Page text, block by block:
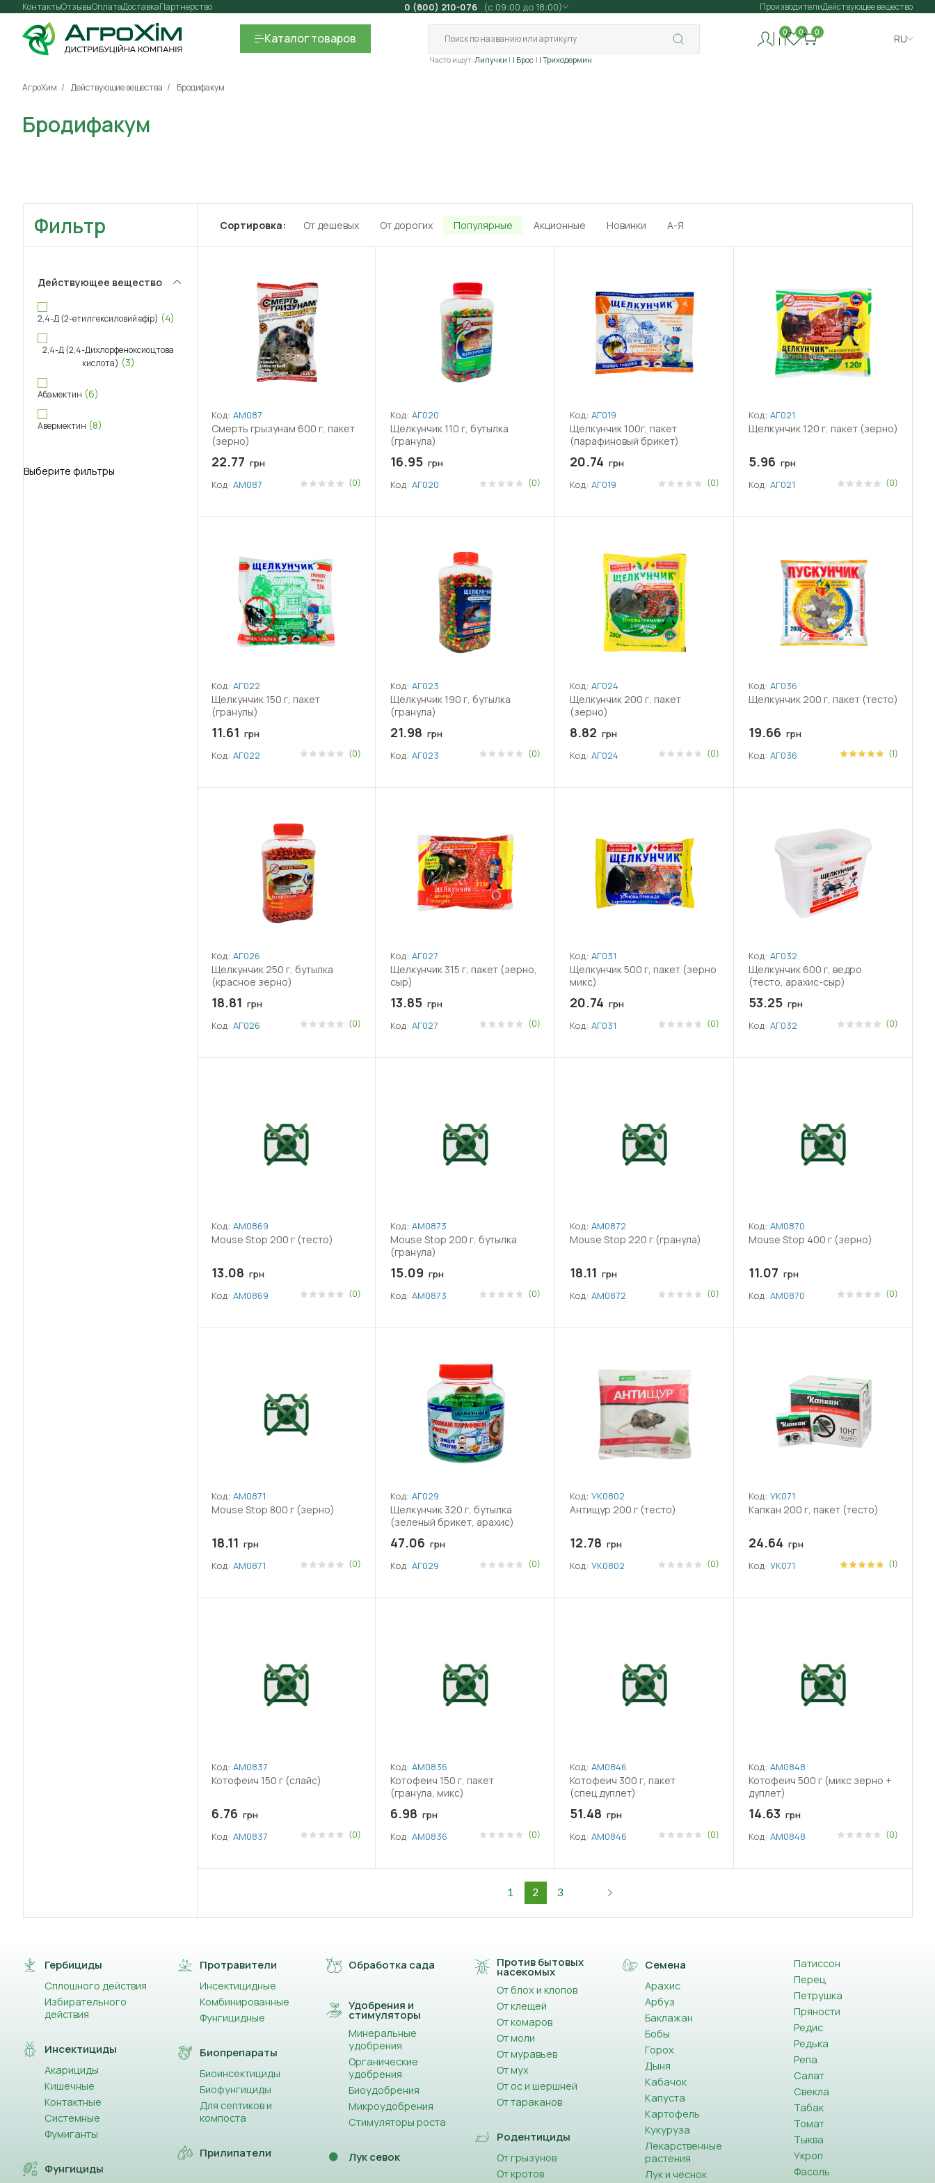
Контакты Оплата
Отзывы ДоставкаПартнерство 0 (800) 210-076 (с 09:00 до 18:00) ПроизводителиДействующее вещество
Каталогтоваров
Часто ищут: Липучки | Брос | Триходермин
0 0 0
RU
АгроХим Действующие вещества Бродифакум
Бродифакум
Фильтр
Действующее вещество
2,4-Д (2-етилгексиловий ефір) (4)
2,4-Д (2,4-Дихлорфеноксиоцтова
кислота) (3)
Абамектин (6)
Авермектин (8)
Каптан(3)
Карбамід(1)
Карбід(1)
Клопіралід (5)
Кобальт (Co) (1)
Крезоксим-метил
Выберите фильтры
Сортировка: От дешевых От дорогих Популярные Акционные Новинки А-Я
Код: АМ087
Смерть грызунам 600 г, пакет
(зерно)
22.77 грн
Код: АМ087 (0)
Код: АГ020
Щелкунчик 110 г, бутылка
(гранула)
16.95 грн
Код: АГ020 (0)
Код: АГ019
Щелкунчик 100г, пакет
(парафиновый брикет)
20.74 грн
Код: АГ019 (0)
Код: АГ021
Щелкунчик 120 г, пакет (зерно)
5.96 грн
Код: АГ021 (0)
Код: АГ022
Щелкунчик 150 г, пакет
(гранулы)
11.61 грн
Код: АГ022 (0)
Код: АГ023
Щелкунчик 190 г, бутылка
(гранула)
21.98 грн
Код: АГ023 (0)
Код: АГ024
Щелкунчик 200 г, пакет
(зерно)
8.82 грн
Код: АГ024 (0)
Код: АГ036
Щелкунчик 200 г, пакет (тесто)
19.66 грн
Код: АГ036 (1)
Код: АГ026
Щелкунчик 250 г, бутылка
(красное зерно)
18.81 грн
Код: АГ026 (0)
Код: АГ027
Щелкунчик 315 г, пакет (зерно,
сыр)
13.85 грн
Код: АГ027 (0)
Код: АГ031
Щелкунчик 500 г, пакет (зерно
микс)
20.74 грн
Код: АГ031 (0)
Код: АГ032
Щелкунчик 600 г, ведро
(тесто, арахис-сыр)
53.25 грн
Код: АГ032 (0)
Код: АМ0869
Mouse Stop 200 г (тесто)
13.08 грн
Код: АМ0869 (0)
Код: АМ0873
Mouse Stop 200 г, бутылка
(гранула)
15.09 грн
Код: АМ0873 (0)
Код: АМ0872
Mouse Stop 220 г (гранула)
18.11 грн
Код: АМ0872 (0)
Код: АМ0870
Mouse Stop 400 г (зерно)
11.07 грн
Код: АМ0870 (0)
Код: АМ0871
Mouse Stop 800 г (зерно)
18.11 грн
Код: АМ0871 (0)
Код: АГ029
Щелкунчик 320 г, бутылка
(зеленый брикет, арахис)
47.06 грн
Код: АГ029 (0)
Код: УК0802
Антищур 200 г (тесто)
12.78 грн
Код: УК0802 (0)
Код: УК071
Капкан 200 г, пакет (тесто)
24.64 грн
Код: УК071 (1)
Код: АМ0837
Котофеич 150 г (слайс)
6.76 грн
Код: АМ0837 (0)
Код: АМ0836
Котофеич 150 г, пакет
(гранула, микс)
6.98 грн
Код: АМ0836 (0)
Код: АМ0846
Котофеич 300 г, пакет
(спец.дуплет)
51.48 грн
Код: АМ0846 (0)
Код: АМ0848
Котофеич 500 г (микс зерно +
дуплет)
14.63 грн
Код: АМ0848 (0)
1 2 3
Гербициды
Сплошного действия
Избирательного
действия
Инсектициды
Акарициды
Кишечные
Контактные
Системные
Фумиганты
Фунгициды
Протравители
Инсектицидные
Комбинированные
Фунгицидные
Биопрепараты
Биоинсектициды
Биофунгициды
Для септиков и
компоста
Прилипатели
Обработка сада
Удобрения и
стимуляторы
Минеральные
удобрения
Органические
удобрения
Биоудобрения
Микроудобрения
Стимуляторы роста
Лук севок
Против бытовых
насекомых
От блох и клопов
От клещей
От комаров
От моли
От муравьев
От мух
От ос и шершней
От тараканов
Родентициды
От грызунов
От кротов
Семена
Арахис
Арбуз
Баклажан
Бобы
Горох
Дыня
Кабачок
Капуста
Картофель
Кукуруза
Лекарственные
растения
Лук и чеснок
Патиссон
Перец
Петрушка
Пряности
Редис
Редька
Репа
Салат
Свекла
Табак
Томат
Тыква
Укроп
Фасоль